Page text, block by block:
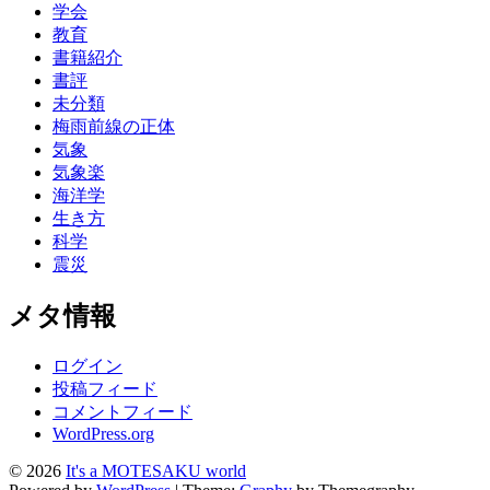
学会
教育
書籍紹介
書評
未分類
梅雨前線の正体
気象
気象楽
海洋学
生き方
科学
震災
メタ情報
ログイン
投稿フィード
コメントフィード
WordPress.org
© 2026 It's a MOTESAKU world